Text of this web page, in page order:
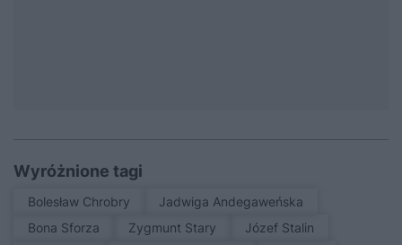
Wyróżnione tagi
Bolesław Chrobry
Jadwiga Andegaweńska
Bona Sforza
Zygmunt Stary
Józef Stalin